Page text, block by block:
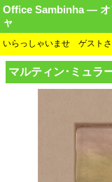
Office Sambinha ― オ
ャ
いらっしゃいませ ゲスト
マルティン･ミュラ